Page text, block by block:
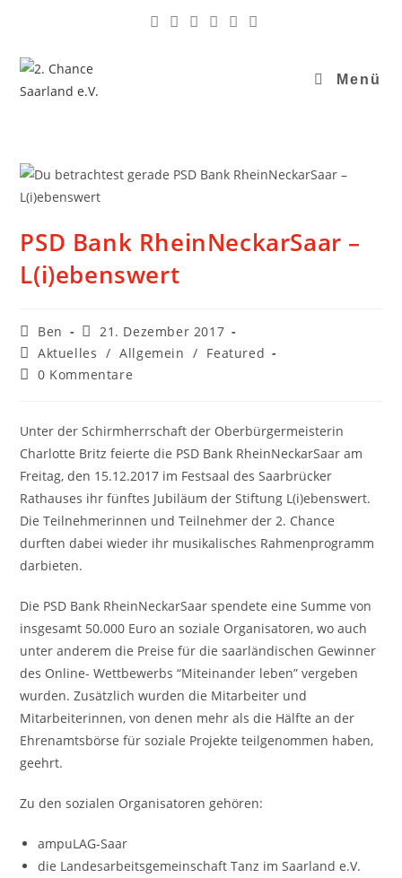
Menü
PSD Bank RheinNeckarSaar –
L(i)ebenswert
Ben
21. Dezember 2017
Aktuelles / Allgemein / Featured
0 Kommentare
Unter der Schirmherrschaft der Oberbürgermeisterin
Charlotte Britz feierte die PSD Bank RheinNeckarSaar am
Freitag, den 15.12.2017 im Festsaal des Saarbrücker
Rathauses ihr fünftes Jubiläum der Stiftung L(i)ebenswert.
Die Teilnehmerinnen und Teilnehmer der 2. Chance
durften dabei wieder ihr musikalisches Rahmenprogramm
darbieten.
Die PSD Bank RheinNeckarSaar spendete eine Summe von
insgesamt 50.000 Euro an soziale Organisatoren, wo auch
unter anderem die Preise für die saarländischen Gewinner
des Online- Wettbewerbs “Miteinander leben” vergeben
wurden. Zusätzlich wurden die Mitarbeiter und
Mitarbeiterinnen, von denen mehr als die Hälfte an der
Ehrenamtsbörse für soziale Projekte teilgenommen haben,
geehrt.
Zu den sozialen Organisatoren gehören:
ampuLAG-Saar
die Landesarbeitsgemeinschaft Tanz im Saarland e.V.